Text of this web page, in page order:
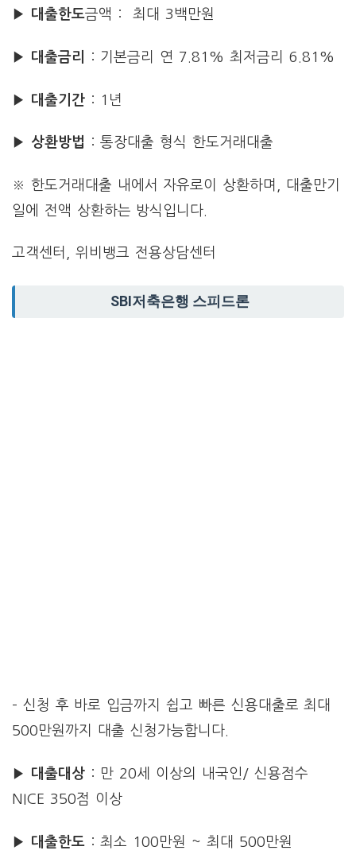
▶ 대출한도금액 : 최대 3백만원
▶ 대출금리 : 기본금리 연 7.81% 최저금리 6.81%
▶ 대출기간: 1년
▶ 상환방법 : 통장대출 형식 한도거래대출
※ 한도거래대출 내에서 자유로이 상환하며, 대출만기
일에 전액 상환하는 방식입니다.
고객센터, 위비뱅크 전용상담센터
SBI저축은행 스피드론
– 신청 후 바로 입금까지 쉽고 빠른 신용대출로 최대
500만원까지 대출 신청가능합니다.
▶ 대출대상: 만 20세 이상의 내국인/ 신용점수
NICE 350점 이상
▶ 대출한도: 최소 100만원 ~ 최대 500만원